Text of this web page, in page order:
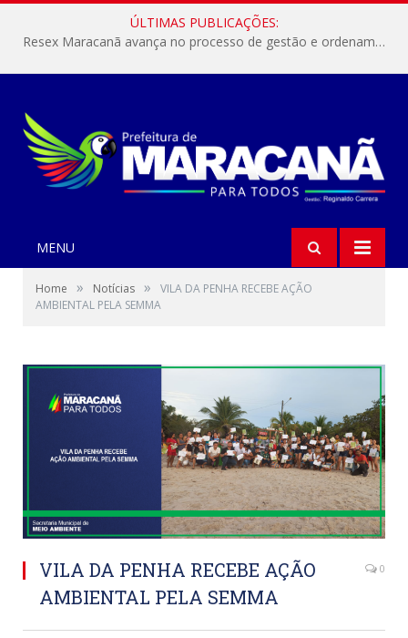
ÚLTIMAS PUBLICAÇÕES:
Resex Maracanã avança no processo de gestão e ordenamento do turismo em nossas áreas protegidas.
MENU
Home » Notícias »
VILA DA PENHA RECEBE AÇÃO
AMBIENTAL PELA SEMMA
VILA DA PENHA RECEBE AÇÃO
AMBIENTAL PELA SEMMA
0